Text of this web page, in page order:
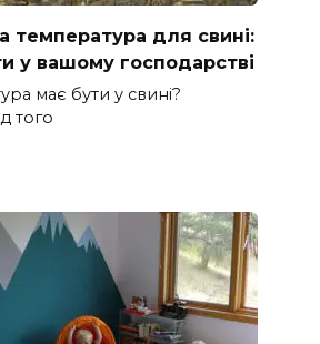
температура для свині:
у вашому господарстві
має бути у свині?
того